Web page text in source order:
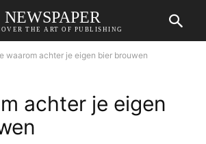
NEWSPAPER
THE ART OF PUBLISHING
waarom achter je eigen bier brouwen
achter je eigen